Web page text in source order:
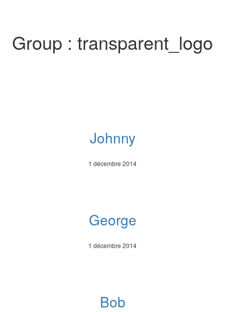
Group : transparent_logo
Johnny
1 décembre 2014
George
1 décembre 2014
Bob